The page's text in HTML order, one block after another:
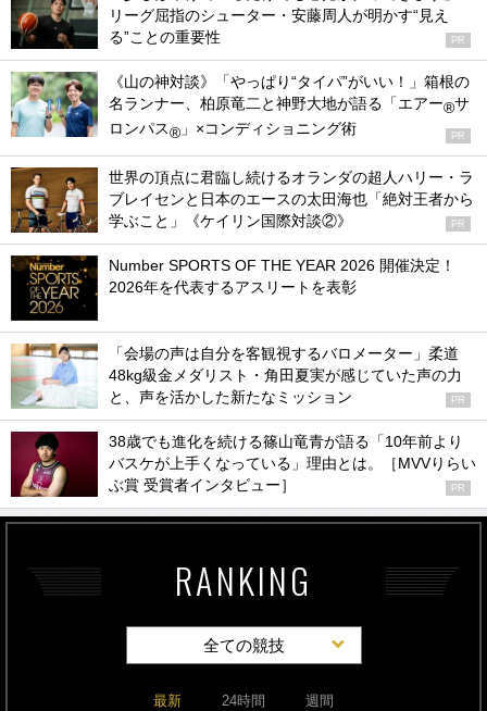
リーグ屈指のシューター・安藤周人が明かす“見え
る”ことの重要性
PR
《山の神対談》「やっぱり“タイパ”がいい！」箱根の
名ランナー、柏原竜二と神野大地が語る「エアー®サ
ロンパス® 」×コンディショニング術 PR
世界の頂点に君臨し続けるオランダの超人ハリー・ラ
ブレイセンと日本のエースの太田海也「絶対王者から
学ぶこと」《ケイリン国際対談②》
PR
Number SPORTS OF THE YEAR 2026 開催決定！
2026年を代表するアスリートを表彰
「会場の声は自分を客観視するバロメーター」柔道
48kg級金メダリスト・角田夏実が感じていた声の力
と、声を活かした新たなミッション
PR
38歳でも進化を続ける篠山竜青が語る「10年前より
バスケが上手くなっている」理由とは。［MVVりらい
ぶ賞 受賞者インタビュー］
PR
RANKING
全ての競技
最新 24時間 週間